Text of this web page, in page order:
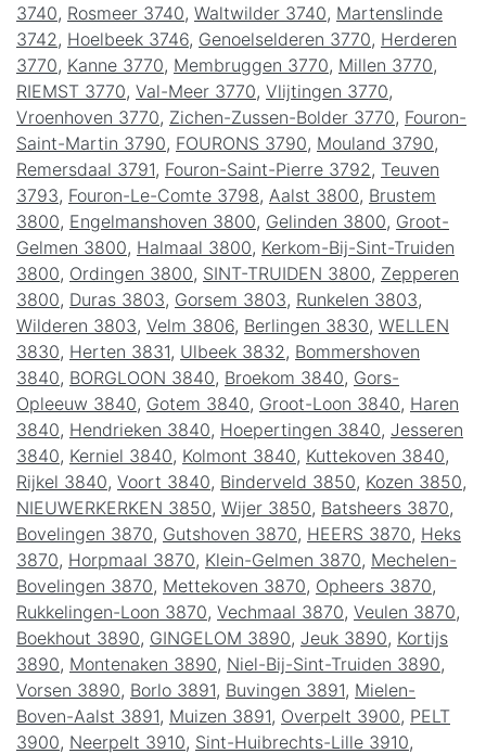
3740, Rosmeer 3740, Waltwilder 3740, Martenslinde
3742 , Hoelbeek 3746, Genoelselderen 3770, Herderen
3770, Kanne 3770, Membruggen 3770, Millen 3770,
RIEMST 3770, Val-Meer 3770, Vlijtingen 3770,
Vroenhoven 3770, Zichen-Zussen-Bolder 3770, Fouron-
Saint-Martin 3790, FOURONS 3790, Mouland 3790,
Remersdaal 3791, Fouron-Saint-Pierre 3792 , Teuven
3793, Fouron-Le-Comte 3798, Aalst 3800, Brustem
3800, Engelmanshoven 3800, Gelinden 3800, Groot-
Gelmen 3800, Halmaal 3800, Kerkom-Bij-Sint-Truiden
3800, Ordingen 3800, SINT-TRUIDEN 3800, Zepperen
3800, Duras 3803, Gorsem 3803, Runkelen 3803,
Wilderen 3803, Velm 3806, Berlingen 3830, WELLEN
3830, Herten 3831, Ulbeek 3832 , Bommershoven
3840, BORGLOON 3840, Broekom 3840, Gors-
Opleeuw 3840, Gotem 3840, Groot-Loon 3840, Haren
3840, Hendrieken 3840, Hoepertingen 3840, Jesseren
3840, Kerniel 3840, Kolmont 3840, Kuttekoven 3840,
Rijkel 3840, Voort 3840, Binderveld 3850, Kozen 3850,
NIEUWERKERKEN 3850, Wijer 3850, Batsheers 3870,
Bovelingen 3870, Gutshoven 3870, HEERS 3870, Heks
3870, Horpmaal 3870, Klein-Gelmen 3870, Mechelen-
Bovelingen 3870, Mettekoven 3870, Opheers 3870,
Rukkelingen-Loon 3870, Vechmaal 3870, Veulen 3870,
Boekhout 3890, GINGELOM 3890, Jeuk 3890, Kortijs
3890, Montenaken 3890, Niel-Bij-Sint-Truiden 3890,
Vorsen 3890, Borlo 3891, Buvingen 3891, Mielen-
Boven-Aalst 3891, Muizen 3891, Overpelt 3900, PELT
3900, Neerpelt 3910, Sint-Huibrechts-Lille 3910,